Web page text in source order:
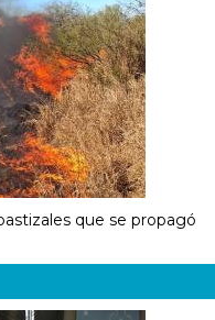
que se propagó